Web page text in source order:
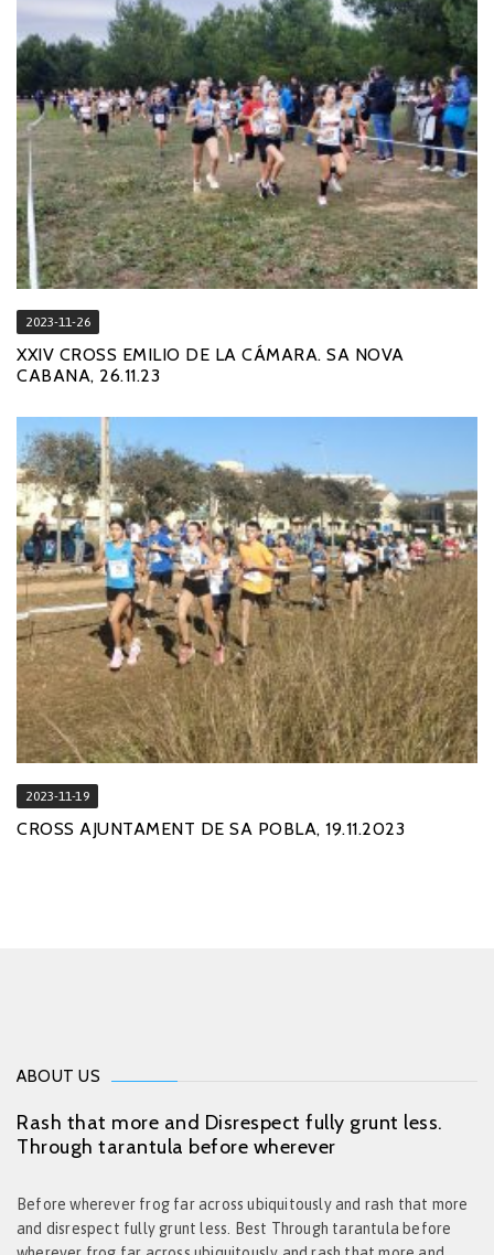
2023-11-26
XXIV CROSS EMILIO DE LA CÁMARA. SA NOVA
CABANA, 26.11.23
2023-11-19
CROSS AJUNTAMENT DE SA POBLA, 19.11.2023
ABOUT US
Rash that more and Disrespect fully grunt less.
Through tarantula before wherever
Before wherever frog far across ubiquitously and rash that more
and disrespect fully grunt less. Best Through tarantula before